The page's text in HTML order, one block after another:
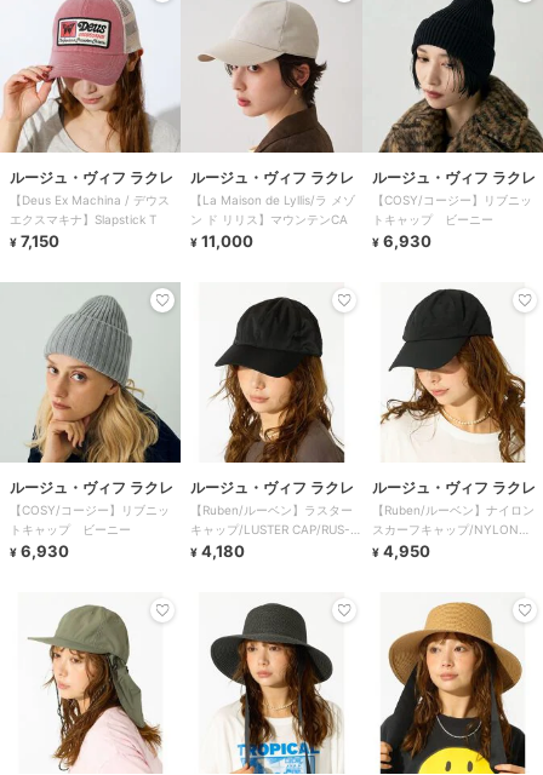
ルージュ・ヴィフ ラクレ
【Deus Ex Machina / デウス
エクスマキナ】Slapstick T
¥ 7,150
ルージュ・ヴィフ ラクレ
【La Maison de Lyllis/ラ メゾ
ン ド リリス】マウンテンCA
¥ 11,000
ルージュ・ヴィフ ラクレ
【COSY/コージー】リブニッ
トキャップ ビーニー
¥ 6,930
ルージュ・ヴィフ ラクレ
【COSY/コージー】リブニッ
トキャップ ビーニー
¥ 6,930
ルージュ・ヴィフ ラクレ
【Ruben/ルーベン】ラスター
キャップ/LUSTER CAP/RUS-
8382
¥ 4,180
ルージュ・ヴィフ ラクレ
【Ruben/ルーベン】ナイロン
スカーフキャップ/NYLON
CARF CAP/
¥ 4,950